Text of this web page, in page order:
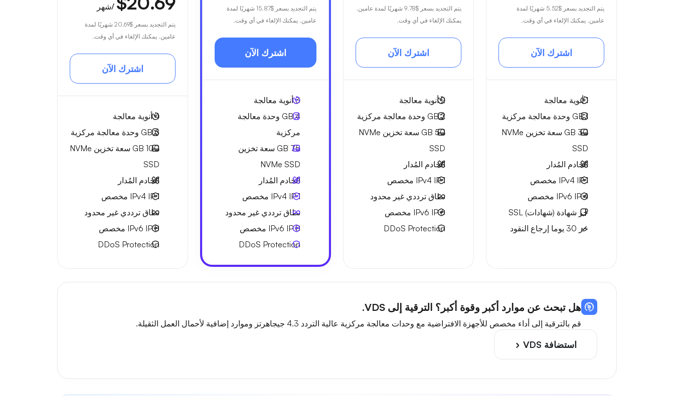
يتم التجديد بسعر $5.52
شهريًا لمدة
عامين. يمكنك الإلغاء في أي وقت.
اشترك الآن
1أنوية معالجة
1 GB
وحدة معالجة مركزية
30 GB
سعة تخزين NVMe
SSD
الخادم المُدار
1 IPv4 IP مخصص
4 IPv6 IP مخصص
حر شهادة (شهادات) SSL
حر
إرجاع النقود
يتم التجديد بسعر $9.78
شهريًا لمدة عامين.
يمكنك الإلغاء في أي وقت.
اشترك الآن
2أنوية معالجة
2 GB
وحدة معالجة مركزية
50 GB
سعة تخزين NVMe
SSD
الخادم المُدار
1 IPv4 IP مخصص
نطاق ترددي غير محدود
6 IPv6 IP مخصص
DDoS Protection
يتم التجديد بسعر $15.87
شهريًا لمدة
عامين. يمكنك الإلغاء في أي وقت.
اشترك الآن
3أنوية معالجة
4 GB
وحدة معالجة
مركزية
75 GB
سعة تخزين
NVMe SSD
الخادم المُدار
1 IPv4 IP مخصص
نطاق ترددي غير محدود
8 IPv6 IP مخصص
DDoS Protection
/شهر
يتم التجديد بسعر $20.69
شهريًا لمدة
عامين. يمكنك الإلغاء في أي وقت.
اشترك الآن
4أنوية معالجة
6 GB
وحدة معالجة مركزية
100 GB
سعة تخزين NVMe
SSD
الخادم المُدار
1 IPv4 IP مخصص
نطاق ترددي غير محدود
8 IPv6 IP مخصص
DDoS Protection
هل تبحث عن موارد أكبر وقوة أكبر؟ الترقية إلى VDS.
قم بالترقية إلى أداء مخصص للأجهزة الافتراضية مع وحدات معالجة مركزية عالية التردد 4.3 جيجاهرتز وموارد إضافية لأحمال العمل الثقيلة.
استضافة VDS